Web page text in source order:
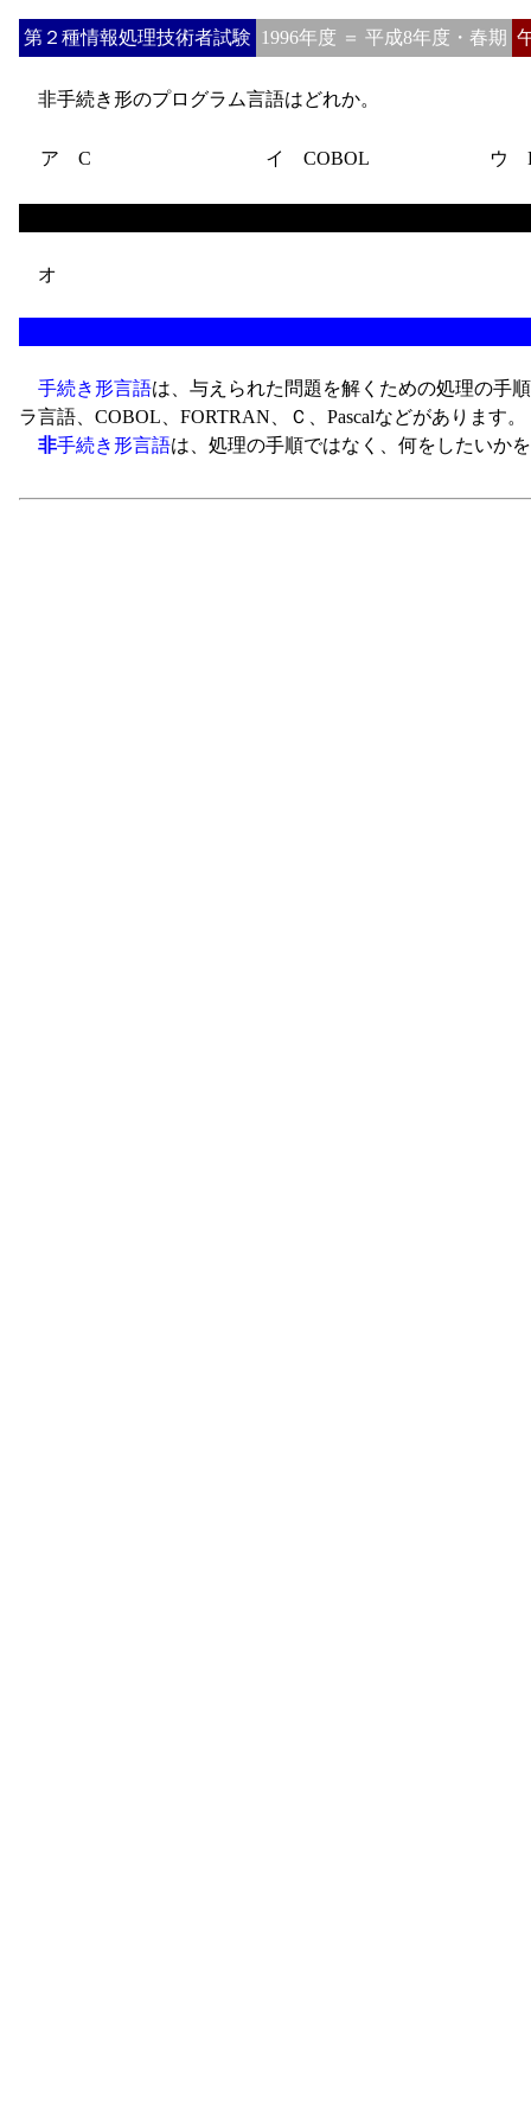
第２種情報処理技術者試験 1996年度 ＝ 平成8年度・春期
非手続き形のプログラム言語はどれか。
ア C イ COBOL ウ
オ
手続き形言語は、与えられた問題を解くための処理の手
ラ言語、COBOL、FORTRAN、Ｃ、Pascalなどがあります。
非手続き形言語は、処理の手順ではなく、何をしたいか